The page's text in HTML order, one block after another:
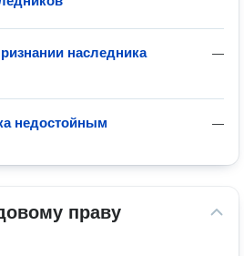
—
наследника
—
недостойным
праву